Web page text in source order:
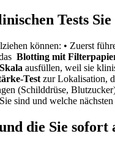
Tests
können: ⁤• Zuerst
Blotting mit
ausfüllen, weil sie
Test zur Lokalisation,
(Schilddrüse,
sind und welche
die Sie sofort